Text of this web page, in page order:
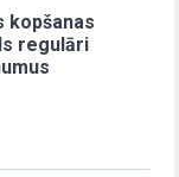
kopšanas
regulāri